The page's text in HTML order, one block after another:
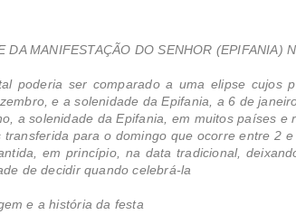
DA MANIFESTAÇÃO DO SENHOR (EPIFANIA)
poderia ser comparado a uma elipse cujos
e a solenidade da Epifania, a 6 de
a solenidade da Epifania, em muitos países e
transferida para o domingo que ocorre entre 2
em princípio, na data tradicional,
de decidir quando celebrá-la
e a história da festa